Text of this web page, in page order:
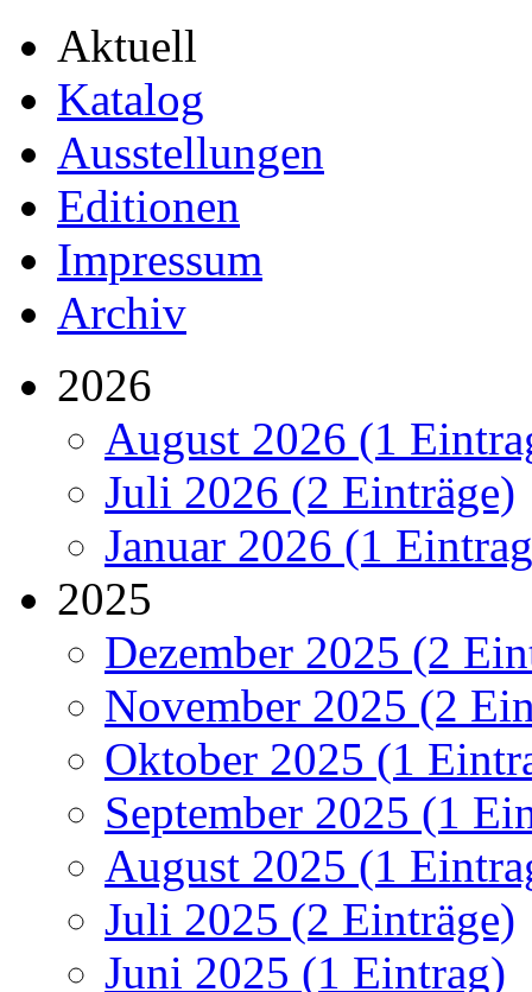
Aktuell
Katalog
Ausstellungen
Editionen
Impressum
Archiv
2026
August 2026 (1
Juli 2026 (2 Einträge)
Januar 2026 (1
2025
Dezember 2025 (2
November 2025 (2
Oktober 2025 (1
September 2025 (1
August 2025 (1
Juli 2025 (2 Einträge)
Juni 2025 (1 Eintrag)